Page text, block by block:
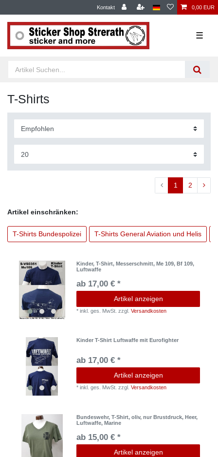
Kontakt 0,00 EUR
☰
T-Shirts
1 2
Artikel einschränken:
T-Shirts Bundespolizei T-Shirts General Aviation und Helis
Kinder, T-Shirt, Messerschmitt, Me 109, Bf 109,
Luftwaffe
ab 17,00 € *
Artikel anzeigen
*inkl. ges. MwSt. zzgl.Versandkosten
Kinder T-Shirt Luftwaffe mit Eurofighter
ab 17,00 € *
Artikel anzeigen
*inkl. ges. MwSt. zzgl.Versandkosten
Bundeswehr, T-Shirt, oliv, nur Brustdruck, Heer,
Luftwaffe, Marine
ab 15,00 € *
Artikel anzeigen